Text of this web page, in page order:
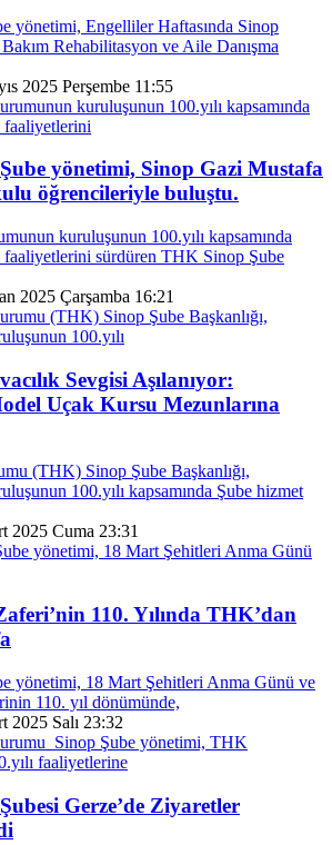
yönetimi, Engelliler Haftasında Sinop
Rehabilitasyon ve Aile Danışma
2025 Perşembe 11:55
yönetimi, Sinop Gazi Mustafa
öğrencileriyle buluştu.
kuruluşunun 100.yılı kapsamında
faaliyetlerini sürdüren THK Sinop Şube
2025 Çarşamba 16:21
Sevgisi Aşılanıyor:
Uçak Kursu Mezunlarına
(THK) Sinop Şube Başkanlığı,
100.yılı kapsamında Şube hizmet
2025 Cuma 23:31
110. Yılında THK’dan
yönetimi, 18 Mart Şehitleri Anma Günü ve
110. yıl dönümünde,
2025 Salı 23:32
Gerze’de Ziyaretler